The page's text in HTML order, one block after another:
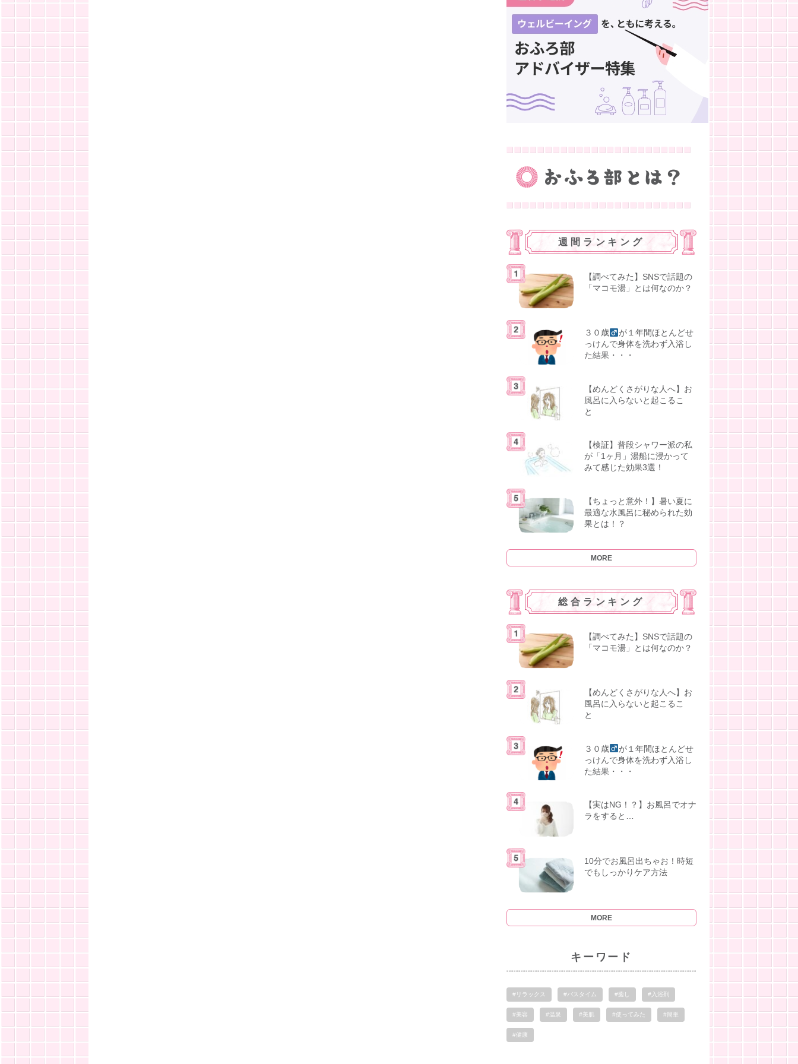
週間ランキング
【調べてみた】SNSで話題の
「マコモ湯」とは何なのか？
３０歳
が１年間ほとんどせ
っけんで身体を洗わず入浴し
た結果・・・
【めんどくさがりな人へ】お
風呂に入らないと起こるこ
と
【検証】普段シャワー派の私
が「1ヶ月」湯船に浸かって
みて感じた効果3選！
【ちょっと意外！】暑い夏に
最適な水風呂に秘められた効
果とは！？
MORE
総合ランキング
【調べてみた】SNSで話題の
「マコモ湯」とは何なのか？
【めんどくさがりな人へ】お
風呂に入らないと起こるこ
と
３０歳
が１年間ほとんどせ
っけんで身体を洗わず入浴し
た結果・・・
【実はNG！？】お風呂でオナ
ラをすると…
10分でお風呂出ちゃお！時短
でもしっかりケア方法
MORE
キーワード
#リラックス #バスタイム #癒し #入浴剤
#美容 #温泉 #美肌 #使ってみた #簡単
#健康